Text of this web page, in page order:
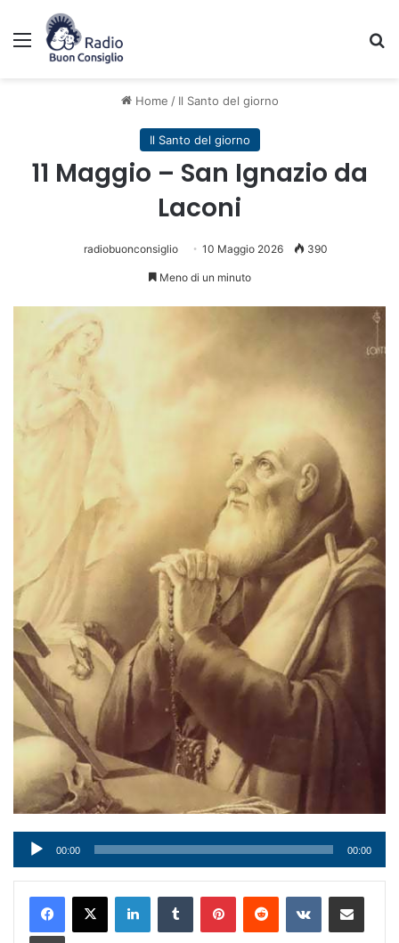
Menu
Home / Il Santo del giorno
Il Santo del giorno
11 Maggio – San Ignazio da
Laconi
radiobuonconsiglio 10 Maggio 2026 390
Meno di un minuto
Audio
Player
00:00 00:00